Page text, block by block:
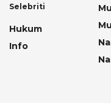
Selebriti
Hukum
Info